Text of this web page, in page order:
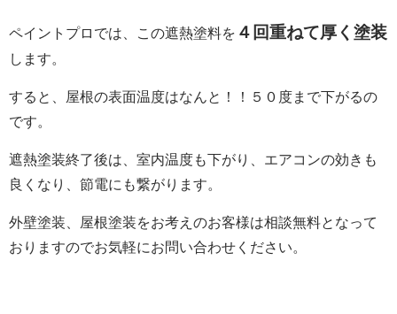
ペイントプロでは、この遮熱塗料を ４回重ねて厚く塗装
します。
すると、屋根の表面温度はなんと！！５０度まで下がるの
です。
遮熱塗装終了後は、室内温度も下がり、エアコンの効きも
良くなり、節電にも繋がります。
外壁塗装、屋根塗装をお考えのお客様は相談無料となって
おりますのでお気軽にお問い合わせください。